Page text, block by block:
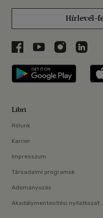
Hírlevél-
Libri a Facebookon
Libri a Youtube-
Libri azLibri
Libri
Libri
Rólunk
Karrier
Impresszum
Társadalmi programok
Adományozás
Akadálymentesítési nyilatkozat